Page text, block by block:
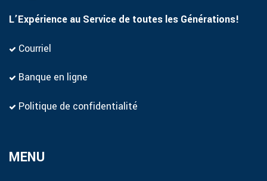
L’Expérience au Service de toutes les Générations!
Courriel
Banque en ligne
Politique de confidentialité
MENU